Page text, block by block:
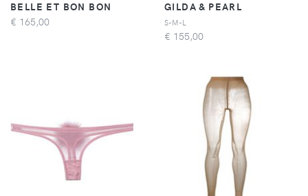
BELLE ET BON BON
€ 165,00
GILDA & PEARL
S-M-L
€ 155,00